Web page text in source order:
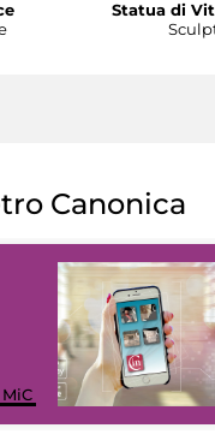
Statua di
Canonica